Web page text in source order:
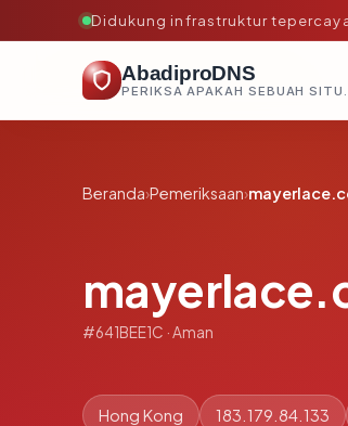
Didukung infrastruktur
AbadiproDNS
PERIKSA APAKAH
Beranda›Pemeriksaan›
#641BEE1C · Aman
Hong Kong 183.179.84.133